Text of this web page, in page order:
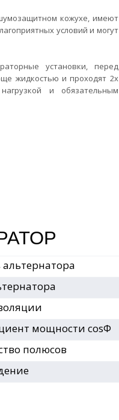
кожухе, имеют
условий и могут
установки, перед
жидкостью и проходят 2х
и обязательным
мощности cosФ
полюсов